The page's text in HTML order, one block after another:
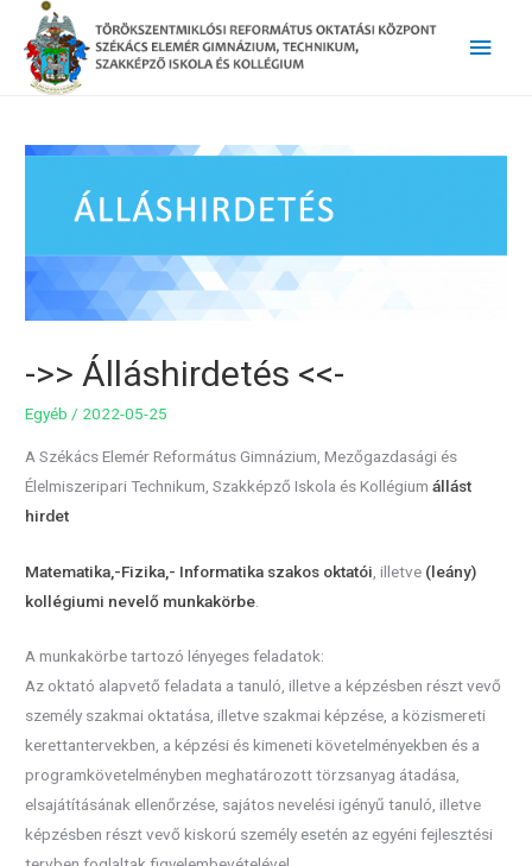
Main
->> Álláshirdetés <<-
Egyéb / 2022-05-25
A Székács Elemér Református Gimnázium, Mezőgazdasági és
Élelmiszeripari Technikum, Szakképző Iskola és Kollégiumállást
hirdet
Matematika,-Fizika,- Informatika szakos oktatói , illetve (leány)
kollégiumi nevelő munkakörbe
A munkakörbe tartozó lényeges feladatok:
Az oktató alapvető feladata a tanuló, illetve a képzésben részt vevő
személy szakmai oktatása, illetve szakmai képzése, a közismereti
kerettantervekben, a képzési és kimeneti követelményekben és a
programkövetelményben meghatározott törzsanyag átadása,
elsajátításának ellenőrzése, sajátos nevelési igényű tanuló, illetve
képzésben részt vevő kiskorú személy esetén az egyéni fejlesztési